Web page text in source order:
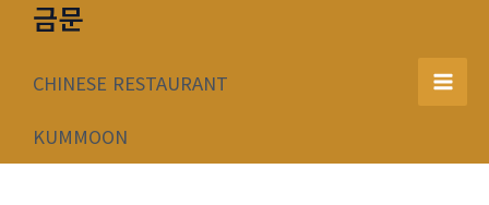
너
금문
CHINESE RESTAURANT
KUMMOON
Main